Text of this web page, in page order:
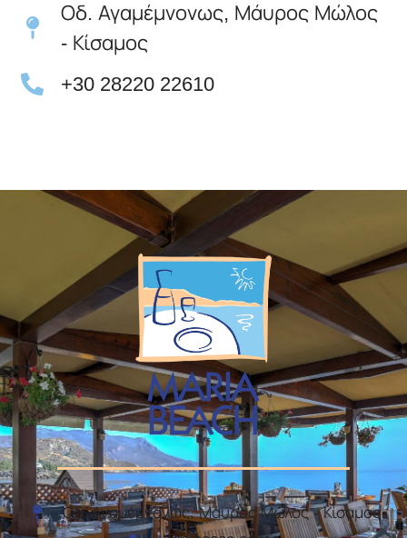
Οδ. Αγαμέμνονως, Μάυρος Μώλος
- Κίσαμος
+30 28220 22610
Οδ. Αγαμέμνονως, Μάυρος Μώλος - Κίσαμος